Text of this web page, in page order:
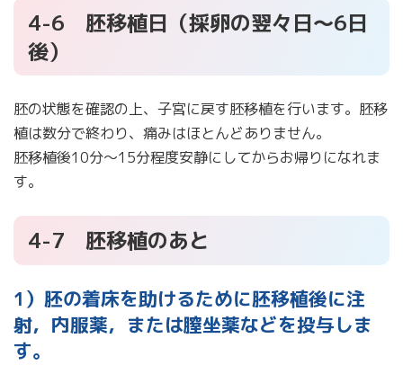
4-6 胚移植日（採卵の翌々日～6日
後）
胚の状態を確認の上、子宮に戻す胚移植を行います。胚移
植は数分で終わり、痛みはほとんどありません。
胚移植後10分～15分程度安静にしてからお帰りになれま
す。
4-7 胚移植のあと
1）胚の着床を助けるために胚移植後に注
射，内服薬，または膣坐薬などを投与しま
す。